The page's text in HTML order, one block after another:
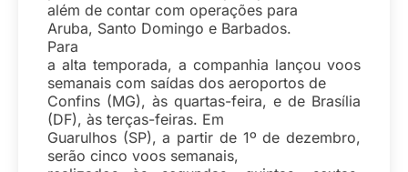
além de contar com operações para
Aruba, Santo Domingo e Barbados.
Para
a alta temporada, a companhia lançou voos
semanais com saídas dos aeroportos de
Confins (MG), às quartas-feira, e de Brasília
(DF), às terças-feiras. Em
Guarulhos (SP), a partir de 1º de dezembro,
serão cinco voos semanais,